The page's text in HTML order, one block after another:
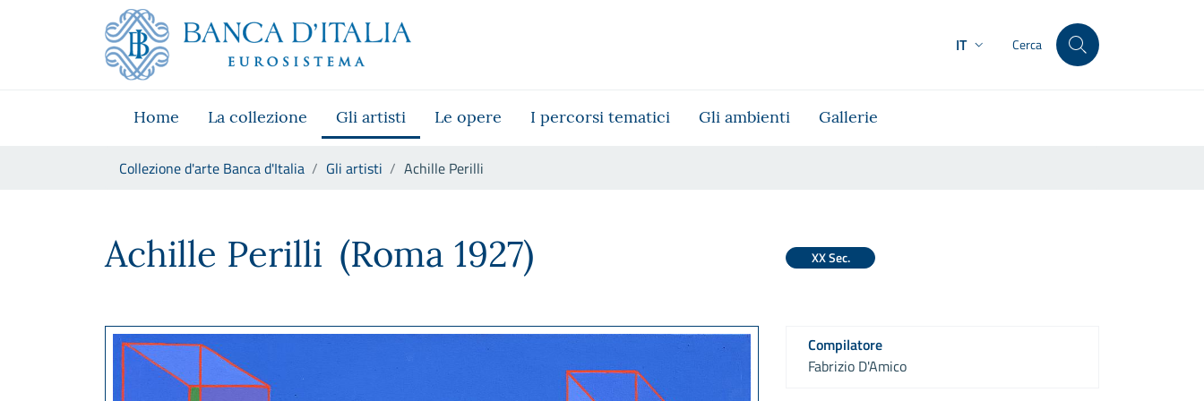
Skip to Main Content
Vai al sito istituzionale
Vai al menu di navigazione
Vai alla ricerca
Vai ai contenuti
IT Cerca
Home La collezione Gli artisti Le opere I percorsi tematici Gli ambienti Gallerie
Collezione d'arte Banca d'Italia Gli artisti Achille Perilli
Achille Perilli (Roma 1927) XX Sec.
Compilatore
Fabrizio D'Amico